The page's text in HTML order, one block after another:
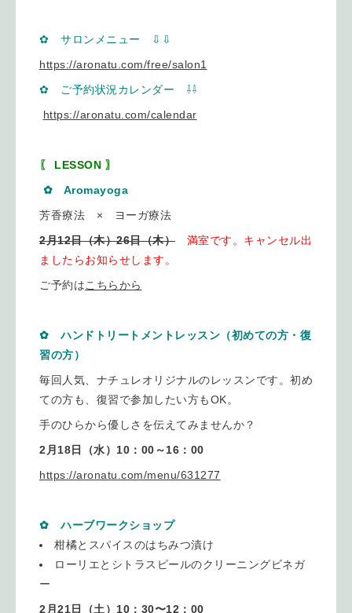
✿ サロンメニュー ⇩ ⇩
https://aronatu.com/free/salon1
✿ ご予約状況カレンダー ⇩⇩
https://aronatu.com/calendar
〖 LESSON 〗
✿ Aromayoga
芳香療法 × ヨーガ療法
2月12日（木）26日（木）
満室です。キャンセル出
ましたらお知らせします。
ご予約はこちらから
✿ ハンドトリートメントレッスン（初めての方・復
習の方）
毎回人気、ナチュレオリジナルのレッスンです。初め
ての方も、復習で参加したい方もOK。
手のひらから優しさを伝えてみませんか？
2月18日（水）10：00～16：00
https://aronatu.com/menu/631277
✿ ハーブワークショップ
柑橘とスパイスのはちみつ漬け
ローリエとシトラスピールのクリーニングビネガ
ー
2月21日（土） 10：30〜12：00